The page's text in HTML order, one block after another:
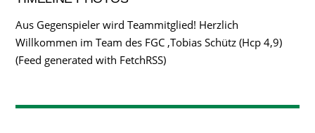
Aus Gegenspieler wird Teammitglied! Herzlich
Willkommen im Team des FGC ,Tobias Schütz (Hcp 4,9)
(Feed generated with FetchRSS)